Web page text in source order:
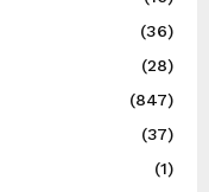
(36)
(28)
(847)
(37)
(1)